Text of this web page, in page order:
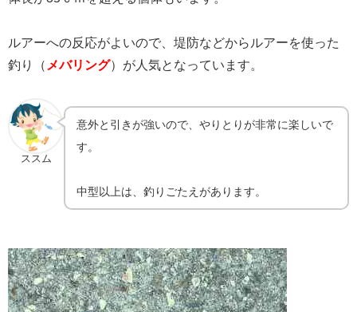
ルアーへの反応がよいので、堤防などからルアーを使った
釣り（ メバリング）が人気となっています。
ススム
意外と引きが強いので、やりとりが非常に楽しいで
す。
中型以上は、釣りごたえがあります。